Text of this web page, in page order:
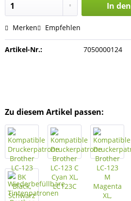
In den
Merken Empfehlen
Artikel-Nr.: 7050000124
Zu diesem Artikel passen: